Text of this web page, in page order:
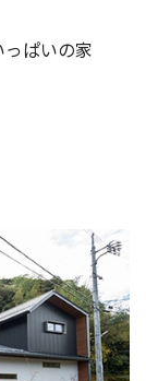
ぱいの家